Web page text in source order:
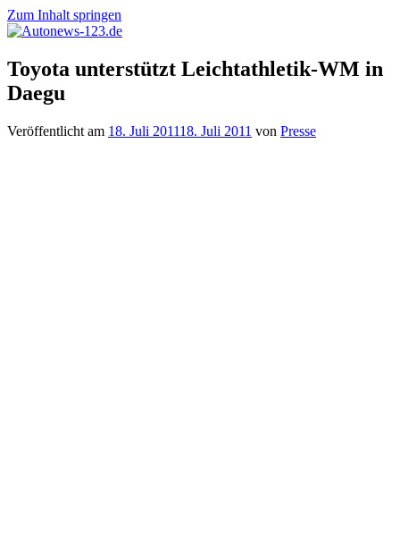
Zum Inhalt springen
Autonews-
123.de
Autonews
mit
Charme
Toyota unterstützt Leichtathletik-WM in
Daegu
Veröffentlicht am 18. Juli 201118. Juli 2011 von Presse